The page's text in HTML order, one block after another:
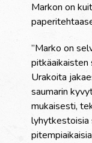
Markon on
”Marko on
pitkäaikaisten
Urakoita
saumarin
mukaisesti,
lyhytkestoisia